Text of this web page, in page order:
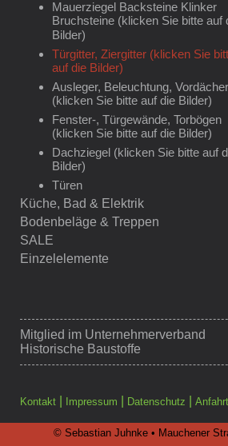
Mauerziegel Backsteine Klinker
Bruchsteine (klicken Sie bitte auf
Bilder)
Türgitter, Ziergitter (klicken Sie
auf die Bilder)
Ausleger, Beleuchtung, Vordächer
(klicken Sie bitte auf die Bilder)
Fenster-, Türgewände, Torbögen
(klicken Sie bitte auf die Bilder)
Dachziegel (klicken Sie bitte auf
Bilder)
Türen
Küche, Bad & Elektrik
Bodenbeläge & Treppen
SALE
Einzelelemente
Mitglied im Unternehmerverband
Historische Baustoffe
Kontakt Impressum Datenschutz Anfahrt
© Sebastian Juhnke • Mauchener